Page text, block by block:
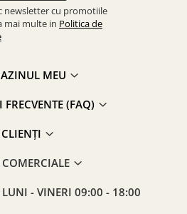
newsletter cu promotiile
mai multe in Politica de
MEU
FRECVENTE (FAQ)
CLIENȚI
COMERCIALE
LUNI - VINERI 09:00 - 18:00